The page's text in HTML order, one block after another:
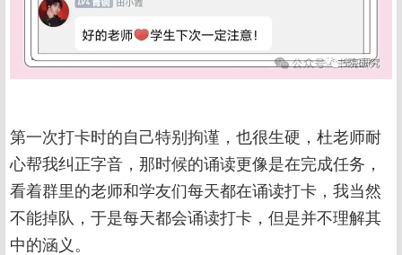
第一次打卡时的自己特别拘谨，也很生硬，杜老师耐
心帮我纠正字音，那时候的诵读更像是在完成任务，
看着群里的老师和学友们每天都在诵读打卡，我当然
不能掉队，于是每天都会诵读打卡，但是并不理解其
中的涵义。